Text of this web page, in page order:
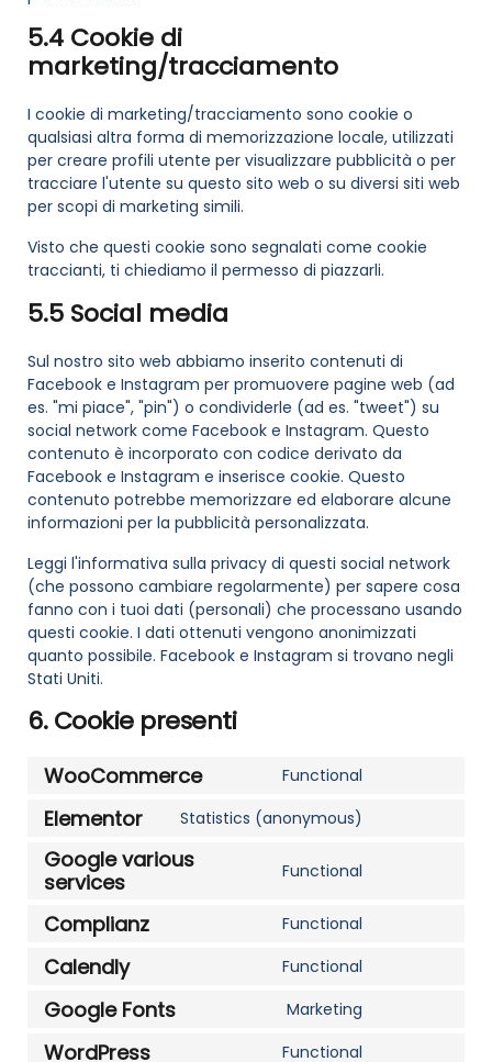
5.4 Cookie di
marketing/tracciamento
I cookie di marketing/tracciamento sono cookie o
qualsiasi altra forma di memorizzazione locale, utilizzati
per creare profili utente per visualizzare pubblicità o per
tracciare l'utente su questo sito web o su diversi siti web
per scopi di marketing simili.
Visto che questi cookie sono segnalati come cookie
traccianti, ti chiediamo il permesso di piazzarli.
5.5 Social media
Sul nostro sito web abbiamo inserito contenuti di
Facebook e Instagram per promuovere pagine web (ad
es. "mi piace", "pin") o condividerle (ad es. "tweet") su
social network come Facebook e Instagram. Questo
contenuto è incorporato con codice derivato da
Facebook e Instagram e inserisce cookie. Questo
contenuto potrebbe memorizzare ed elaborare alcune
informazioni per la pubblicità personalizzata.
Leggi l'informativa sulla privacy di questi social network
(che possono cambiare regolarmente) per sapere cosa
fanno con i tuoi dati (personali) che processano usando
questi cookie. I dati ottenuti vengono anonimizzati
quanto possibile. Facebook e Instagram si trovano negli
Stati Uniti.
6. Cookie presenti
WooCommerce Functional
Elementor Statistics (anonymous)
Google various
services
Functional
Complianz Functional
Calendly Functional
Google Fonts Marketing
WordPress Functional